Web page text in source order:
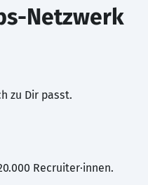
Netzwerk
zu Dir passt.
Recruiter·innen.